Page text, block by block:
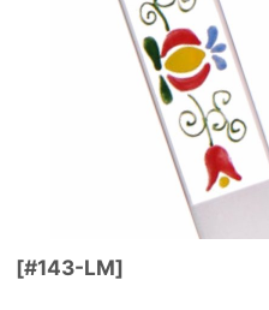
[#143-LM]